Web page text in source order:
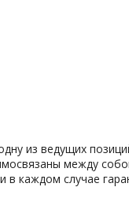
из ведущих
между
каждом случае